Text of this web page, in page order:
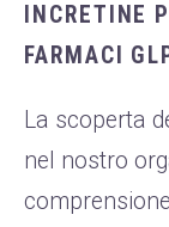
INCRETINE
FARMACI
La scoperta
nel nostro